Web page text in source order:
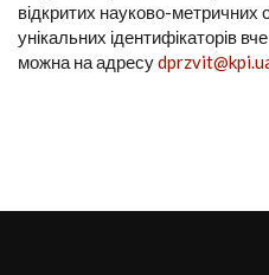
відкритих науково-метричних
унікальних ідентифікаторів
можна на адресу